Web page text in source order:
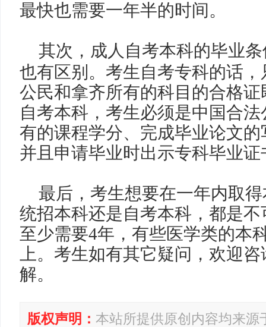
最快也需要一年半的时间。
其次，成人自考本科的毕业
也有区别。考生自考专科的话
公民和拿齐所有的科目的合格
自考本科，考生必须是中国合
有的课程学分、完成毕业论文
并且申请毕业时出示专科毕业证
最后，考生想要在一年内取
统招本科还是自考本科，都是
至少需要4年，有些医学类的本
上。考生如有其它疑问，欢迎
解。
版权声明： 本站所提供原创内容均来源